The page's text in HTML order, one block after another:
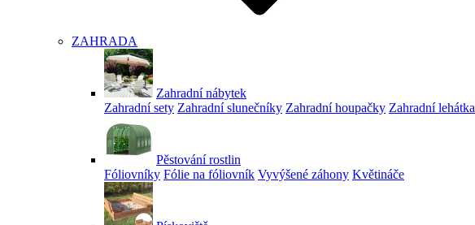
ZAHRADA
Zahradní nábytek
Zahradní sety Zahradní slunečníky Zahradní houpačky Zahradní lehátka
Pěstování rostlin
Fóliovníky Fólie na fóliovník Vyvýšené záhony Květináče